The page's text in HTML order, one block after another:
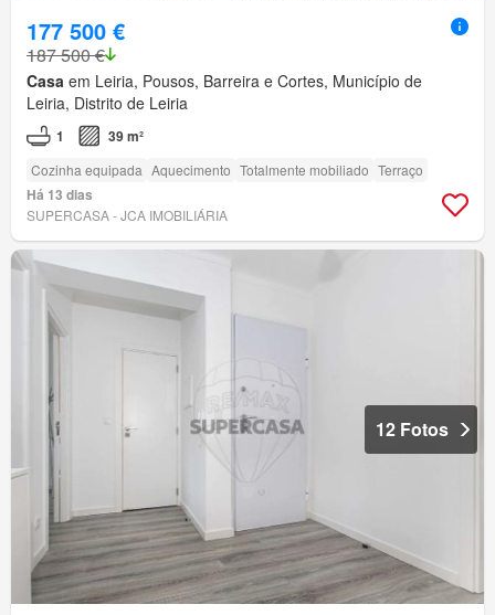
177 500 €
187 500 €
Casa em Leiria, Pousos, Barreira e Cortes, Município de
Leiria, Distrito de Leiria
1 39 m²
Cozinha equipada Aquecimento Totalmente mobiliado Terraço
Há 13 dias
SUPERCASA - JCA IMOBILIÁRIA
12 Fotos